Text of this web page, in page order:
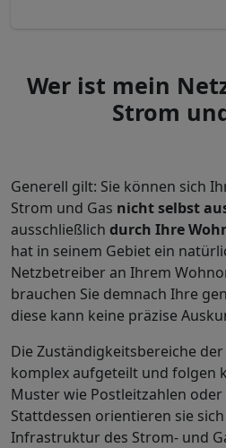
Wer ist mein
Strom
Generell gilt: Sie können sich
Strom und Gas nicht selbst
ausschließlich durch Ihre
hat in seinem Gebiet ein
Netzbetreiber an Ihrem
brauchen Sie demnach Ihre
diese kann keine präzise
Die Zuständigkeitsbereiche
komplex aufgeteilt und folgen
Muster wie Postleitzahlen
Stattdessen orientieren sie
Infrastruktur des Strom- und